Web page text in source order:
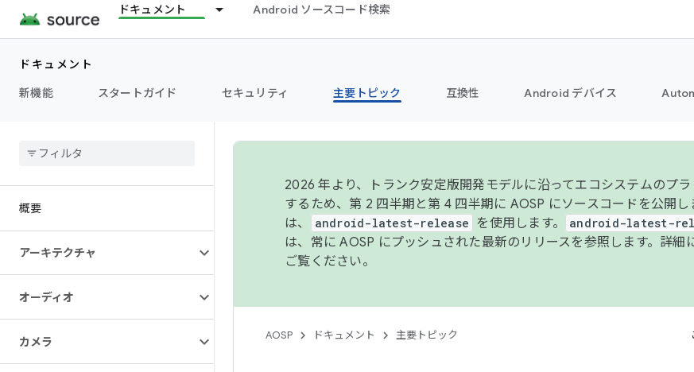
ドキュメント Android ソースコード検索
ドキュメント
新機能
スタートガイド セキュリティ 主要トピック 互換性 Android デバイス
概要
アーキテクチャ
オーディオ
カメラ
2026 年より、トランク安定版開発モデルに沿ってエコシステムのプ
するため、第 2 四半期と第 4 四半期に AOSP にソースコードを公開
は、
android-latest-release を使用します。 android-latest-
は、常に AOSP にプッシュされた最新のリリースを参照します。詳細
ご覧ください。
AOSP ドキュメント 主要トピック